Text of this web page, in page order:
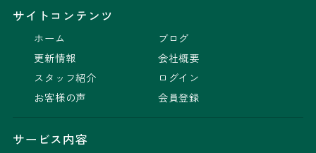
サイトコンテンツ
ホーム
更新情報
スタッフ紹介
お客様の声
ブログ
会社概要
ログイン
会員登録
サービス内容